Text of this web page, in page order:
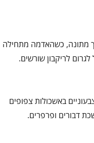
מתונה, כשהאדמה מתחילה
לריקבון שורשים.
באשכולות צפופים
דבורים ופרפרים.